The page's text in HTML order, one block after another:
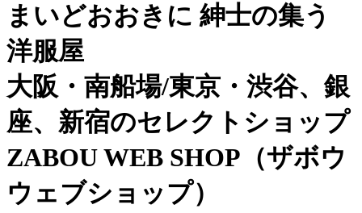
まいどおおきに 紳士の集う
洋服屋
大阪・南船場/東京・渋谷、銀
座、新宿のセレクトショップ
ZABOU WEB SHOP（ザボウ
ウェブショップ）